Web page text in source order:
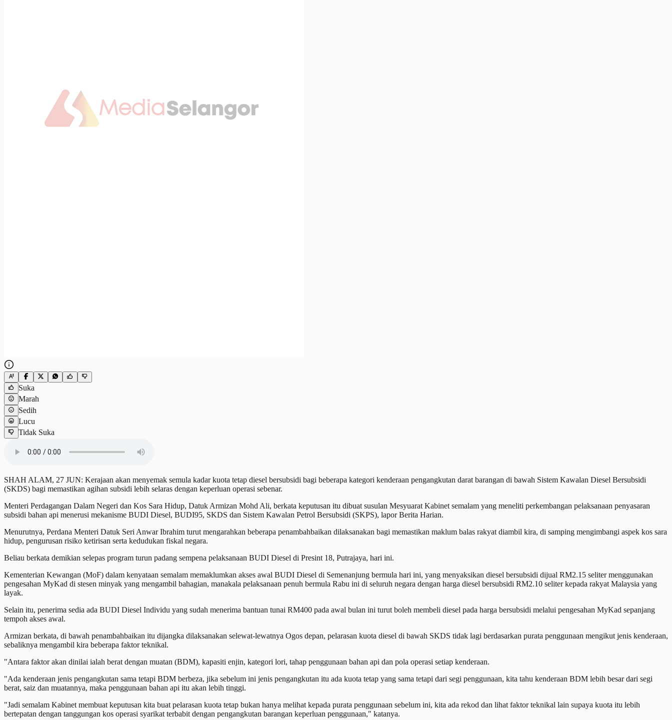
Suka
Marah
Sedih
Lucu
Tidak Suka
SHAH ALAM, 27 JUN: Kerajaan akan menyemak semula kadar kuota tetap diesel bersubsidi bagi beberapa kategori kenderaan pengangkutan darat barangan di bawah Sistem Kawalan Diesel Bersubsidi
(SKDS) bagi memastikan agihan subsidi lebih selaras dengan keperluan operasi sebenar.
Menteri Perdagangan Dalam Negeri dan Kos Sara Hidup, Datuk Armizan Mohd Ali, berkata keputusan itu dibuat susulan Mesyuarat Kabinet semalam yang meneliti perkembangan pelaksanaan penyasaran
subsidi bahan api menerusi mekanisme BUDI Diesel, BUDI95, SKDS dan Sistem Kawalan Petrol Bersubsidi (SKPS), lapor Berita Harian.
Menurutnya, Perdana Menteri Datuk Seri Anwar Ibrahim turut mengarahkan beberapa penambahbaikan dilaksanakan bagi memastikan maklum balas rakyat diambil kira, di samping mengimbangi aspek kos sara
hidup, pengurusan risiko ketirisan serta kedudukan fiskal negara.
Beliau berkata demikian selepas program turun padang sempena pelaksanaan BUDI Diesel di Presint 18, Putrajaya, hari ini.
Kementerian Kewangan (MoF) dalam kenyataan semalam memaklumkan akses awal BUDI Diesel di Semenanjung bermula hari ini, yang menyaksikan diesel bersubsidi dijual RM2.15 seliter menggunakan
pengesahan MyKad di stesen minyak yang mengambil bahagian, manakala pelaksanaan penuh bermula Rabu ini di seluruh negara dengan harga diesel bersubsidi RM2.10 seliter kepada rakyat Malaysia yang
layak.
Selain itu, penerima sedia ada BUDI Diesel Individu yang sudah menerima bantuan tunai RM400 pada awal bulan ini turut boleh membeli diesel pada harga bersubsidi melalui pengesahan MyKad sepanjang
tempoh akses awal.
Armizan berkata, di bawah penambahbaikan itu dijangka dilaksanakan selewat-lewatnya Ogos depan, pelarasan kuota diesel di bawah SKDS tidak lagi berdasarkan purata penggunaan mengikut jenis kenderaan,
sebaliknya mengambil kira beberapa faktor teknikal.
"Antara faktor akan dinilai ialah berat dengan muatan (BDM), kapasiti enjin, kategori lori, tahap penggunaan bahan api dan pola operasi setiap kenderaan.
"Ada kenderaan jenis pengangkutan sama tetapi BDM berbeza, jika sebelum ini jenis pengangkutan itu ada kuota tetap yang sama tetapi dari segi penggunaan, kita tahu kenderaan BDM lebih besar dari segi
berat, saiz dan muatannya, maka penggunaan bahan api itu akan lebih tinggi.
"Jadi semalam Kabinet membuat keputusan kita buat pelarasan kuota tetap bukan hanya melihat kepada purata penggunaan sebelum ini, kita ada rekod dan lihat faktor teknikal lain supaya kuota itu lebih
bertepatan dengan tanggungan kos operasi syarikat terbabit dengan pengangkutan barangan keperluan penggunaan," katanya.